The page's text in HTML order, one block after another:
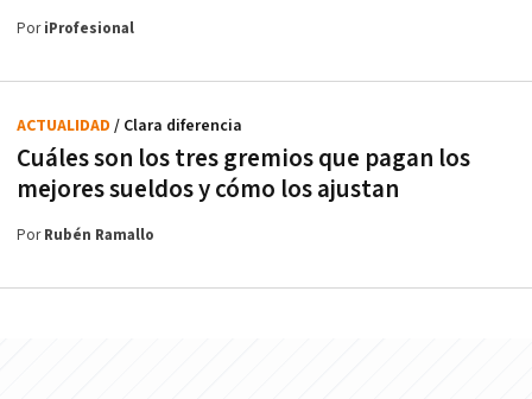
PoriProfesional
Cuáles son los tres gremios que pagan los
mejores sueldos y cómo los ajustan
ACTUALIDAD / Clara diferencia
PorRubén Ramallo